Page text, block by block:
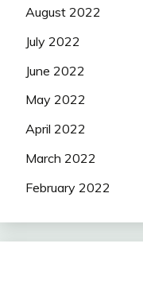
August 2022
July 2022
June 2022
May 2022
April 2022
March 2022
February 2022